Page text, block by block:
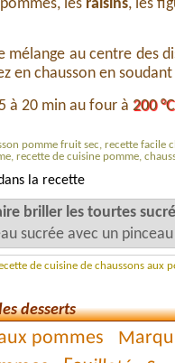
les raisins, les
mélange au centre des
en chausson en
à 20 min au four à 200 °C
pomme fruit sec, recette facile
recette de cuisine pomme,
la recette
briller les tourtes
sucrée avec un
de cuisine de chaussons aux
desserts
pommes